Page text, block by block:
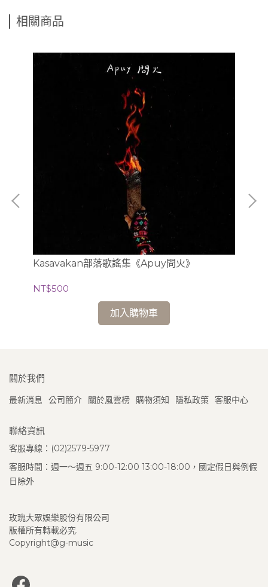
相關商品
Kasavakan部落歌謠集《Apuy問火》
NT$500
加入購物車
關於我們
最新消息 公司簡介 關於風雲榜 購物須知 隱私政策 客服中心
聯絡資訊
客服專線：(02)2579-5977
客服時間：週一～週五 9:00-12:00 13:00-18:00，國定假日與例假
日除外
玫瑰大眾娛樂股份有限公司
版權所有轉載必究.
Copyright@g-music